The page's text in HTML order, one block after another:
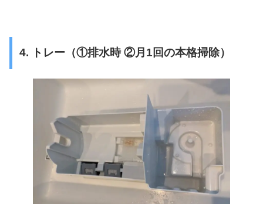
4. トレー（①排水時 ②月1回の本格掃除）